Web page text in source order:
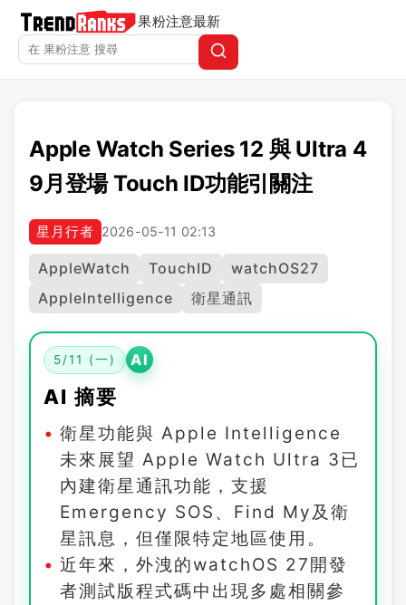
果粉注意最新
Apple Watch Series 12 與 Ultra 4
9月登場 Touch ID功能引關注
星月行者 2026-05-11 02:13
AppleWatch TouchID
watchOS27
AppleIntelligence
衛星通訊
5/11 (一) AI
AI 摘要
衛星功能與 Apple Intelligence
未來展望 Apple Watch Ultra 3已
內建衛星通訊功能，支援
Emergency SOS、Find My及衛
星訊息，但僅限特定地區使用。
近年來，外洩的watchOS 27開發
者測試版程式碼中出現多處相關參